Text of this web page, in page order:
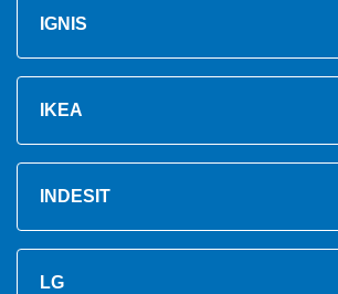
IGNIS
IKEA
INDESIT
LG